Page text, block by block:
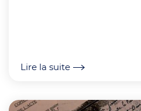
Lire la suite